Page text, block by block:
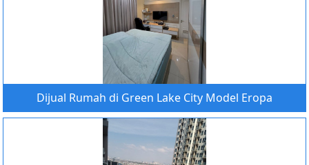
Dijual Rumah di Green Lake City Model Eropa